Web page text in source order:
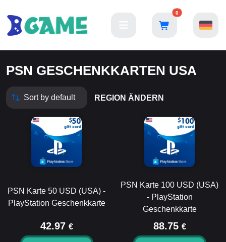
0
PSN GESCHENKKARTEN USA
REGION ÄNDERN
PSN Karte 50 USD (USA) -
PlayStation Geschenkkarte
42.97 €
PSN Karte 100 USD (USA)
- PlayStation
Geschenkkarte
88.75 €